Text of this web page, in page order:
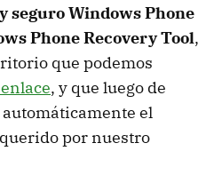
seguro Windows Phone
Phone Recovery Tool,
que podemos
, y que luego de
el
por nuestro